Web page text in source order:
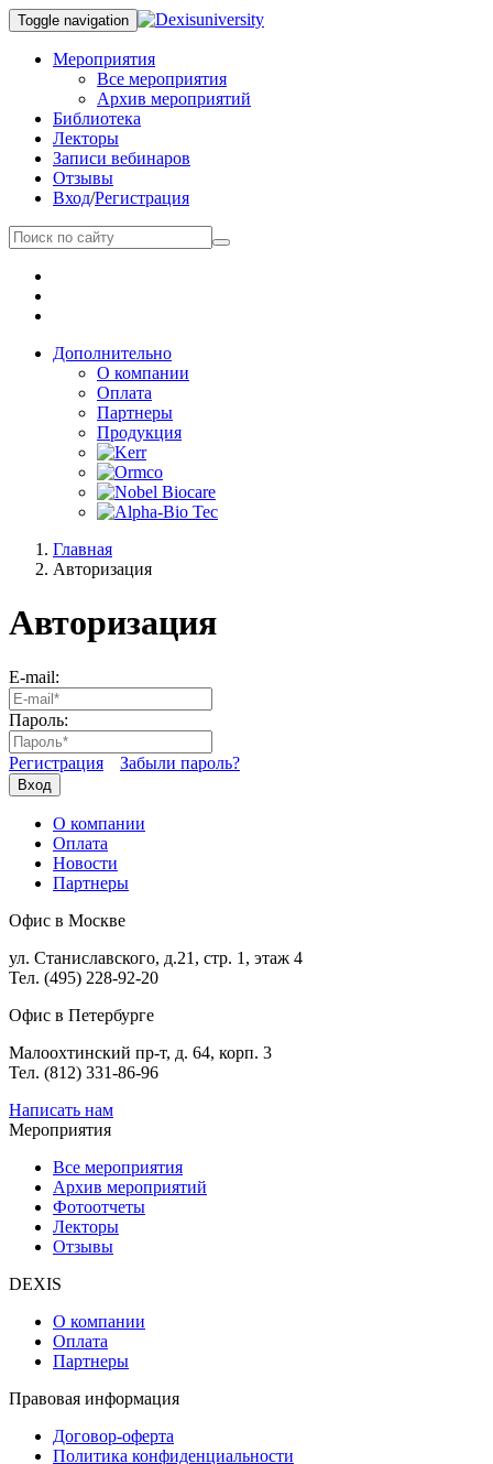
Toggle navigation
Мероприятия
Все мероприятия
Архив мероприятий
Библиотека
Лекторы
Записи вебинаров
Отзывы
Вход/Регистрация
Дополнительно
О компании
Оплата
Партнеры
Продукция
Главная
Авторизация
Авторизация
E-mail:
Пароль:
Регистрация Забыли пароль?
Вход
О компании
Оплата
Новости
Партнеры
Офис в Москве
ул. Станиславского, д.21, стр. 1, этаж 4
Тел. (495) 228-92-20
Офис в Петербурге
Малоохтинский пр-т, д. 64, корп. 3
Тел. (812) 331-86-96
Написать нам
Мероприятия
Все мероприятия
Архив мероприятий
Фотоотчеты
Лекторы
Отзывы
DEXIS
О компании
Оплата
Партнеры
Правовая информация
Договор-оферта
Политика конфиденциальности